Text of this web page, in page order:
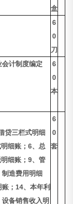
盒
6
0
刀
计制度编定
6
0
本
贷三栏式明细
细账；6、总
细账；9、管
造费用明细
；14、本年利
备销售收入明
6
0
套